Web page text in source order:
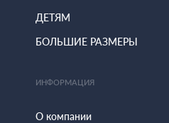
ДЕТЯМ
БОЛЬШИЕ РАЗМЕРЫ
ИНФОРМАЦИЯ
О компании